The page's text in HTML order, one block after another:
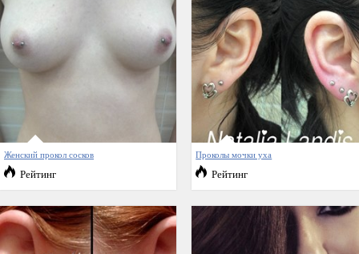
Женский прокол сосков
Рейтинг
Проколы мочки уха
Рейтинг